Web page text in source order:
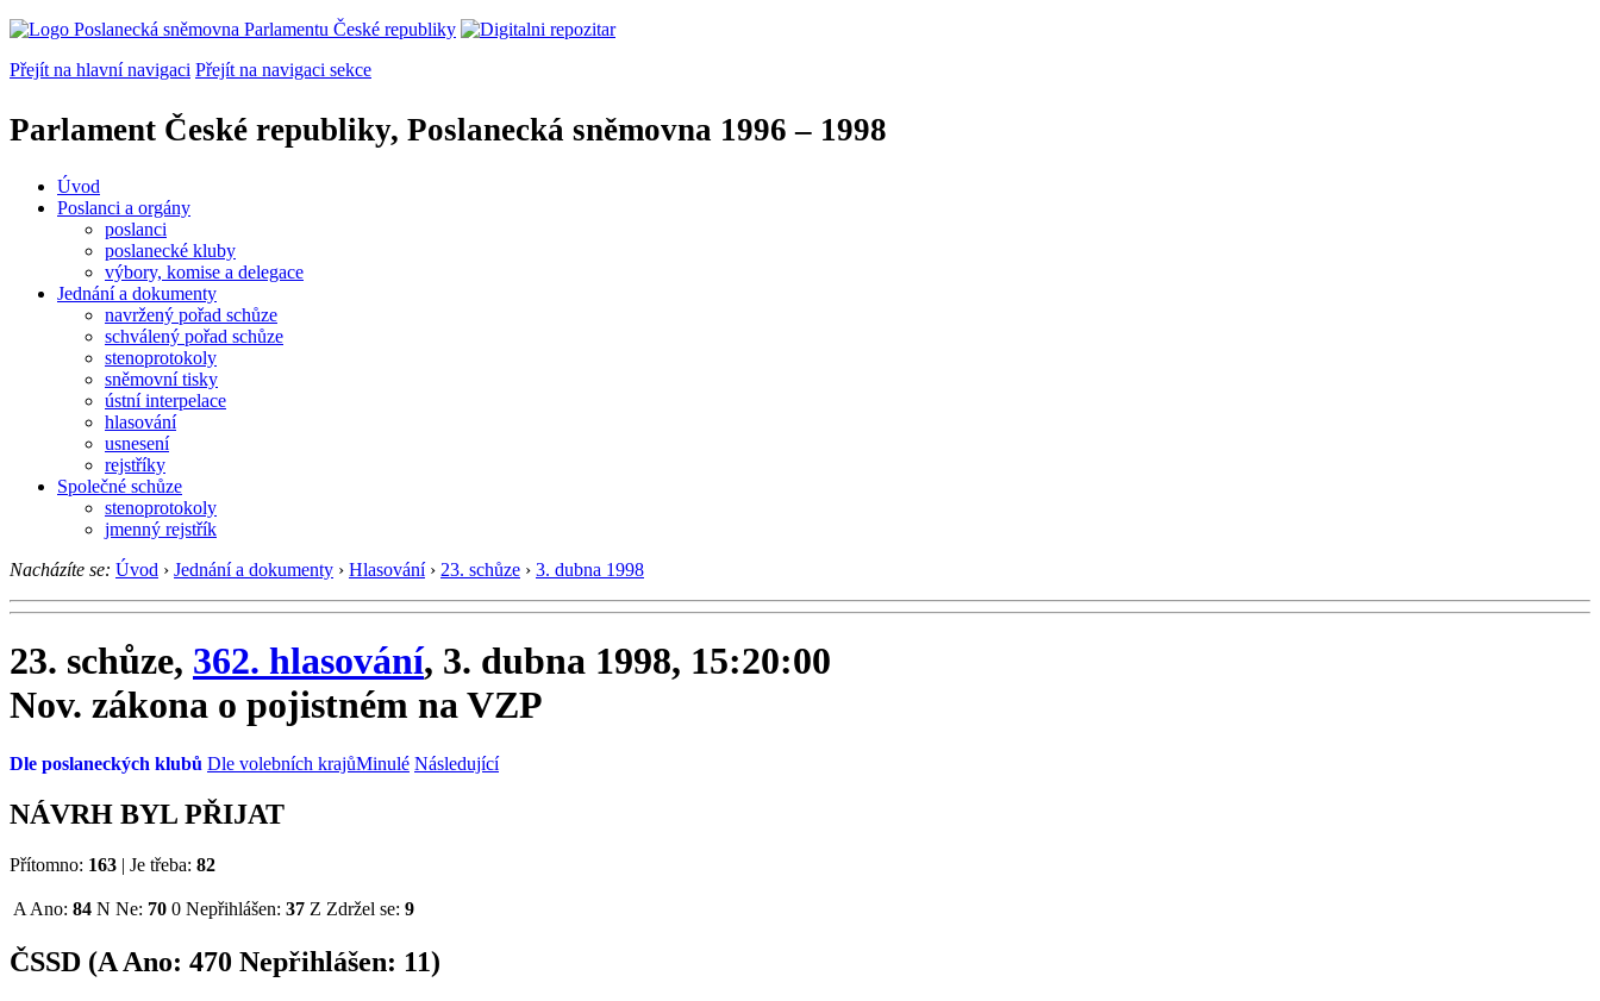
Přejít na hlavní navigaci Přejít na navigaci sekce
Parlament České republiky, Poslanecká sněmovna 1996 – 1998
Úvod
Poslanci a orgány
poslanci
poslanecké kluby
výbory, komise a delegace
Jednání a dokumenty
navržený pořad schůze
schválený pořad schůze
stenoprotokoly
sněmovní tisky
ústní interpelace
hlasování
usnesení
rejstříky
Společné schůze
stenoprotokoly
jmenný rejstřík
Nacházíte se: Úvod › Jednání a dokumenty › Hlasování › 23. schůze › 3. dubna 1998
23. schůze, 362. hlasování, 3. dubna 1998, 15:20:00
Nov. zákona o pojistném na VZP
Dle poslaneckých klubů Dle volebních krajůMinulé Následující
NÁVRH BYL PŘIJAT
Přítomno: 163 | Je třeba: 82
A Ano: 84 N Ne: 70 0 Nepřihlášen: 37 Z Zdržel se: 9
ČSSD (AAno: 470 Nepřihlášen: 11)